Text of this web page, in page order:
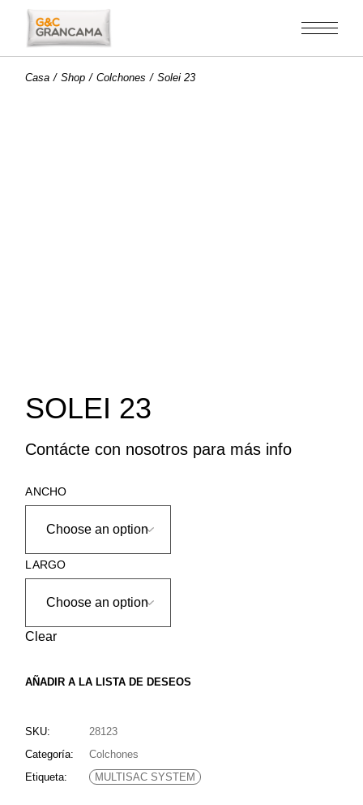
contenido
Casa Shop Colchones Solei 23
SOLEI 23
Contácte con nosotros para más info
ANCHO
LARGO
Clear
AÑADIR A LA LISTA DE DESEOS
SKU:
28123
Categoría:
Colchones
Etiqueta:
MULTISAC SYSTEM